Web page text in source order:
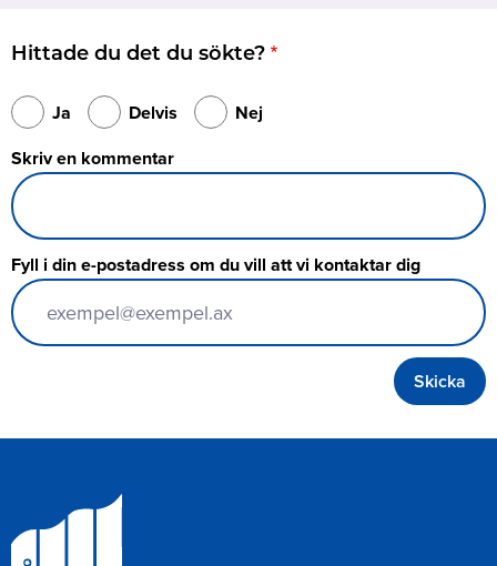
Hittade du det du sökte?
Ja Delvis
Nej
Skriv en kommentar
Fyll i din e-postadress om du vill att vi kontaktar dig